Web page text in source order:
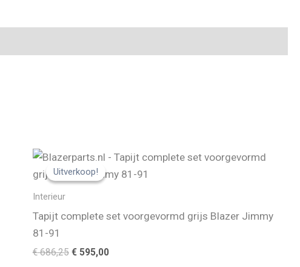
Uitverkoop!
Uitverkoop!
Interieur
Tapijt complete set voorgevormd grijs Blazer Jimmy
81-91
€686,25 Oorspronkelijke
€595,00Huidige